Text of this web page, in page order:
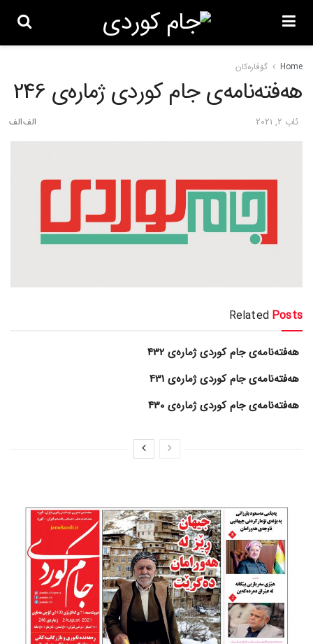
Home گۆڤاره‌کان
هەفتەنامەی جام کوردی ژمارەی 246
ئاب 2, 2021
Related Posts
هەفتەنامەی جام کوردی ژمارەی 432
هەفتەنامەی جام کوردی ژمارەی 431
هەفتەنامەی جام کوردی ژمارەی 430